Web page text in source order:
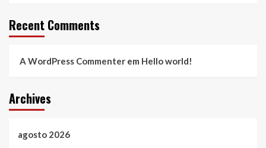
Recent Comments
A WordPress Commenter em Hello world!
Archives
agosto 2026